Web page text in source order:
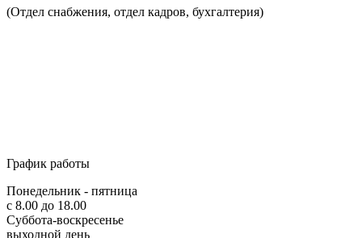
(Отдел снабжения, отдел кадров, бухгалтерия)
График работы
Понедельник - пятница
с 8.00 до 18.00
Суббота-воскресенье
выходной день